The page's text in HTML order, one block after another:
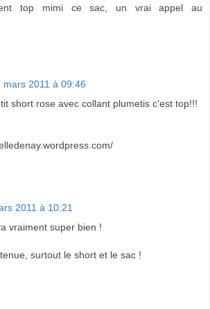
top mimi ce sac, un vrai appel au
mars 2011 à 09:46
short rose avec collant plumetis c'est top!!!
2011 à 10:21
vraiment super bien !
surtout le short et le sac !